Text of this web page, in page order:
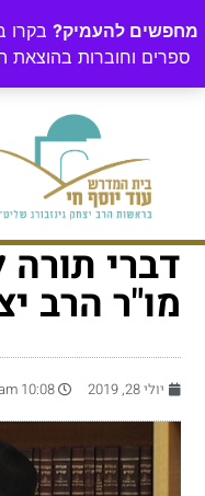
מחפשים להעמיק? בקרו
ספרים וחוברות בהוצאת
דברי
מו"ר הרב
יולי 28, 2019 10:08 am